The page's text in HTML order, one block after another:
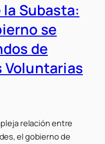
la Subasta:
se
de
Voluntarias
relación entre
el gobierno de